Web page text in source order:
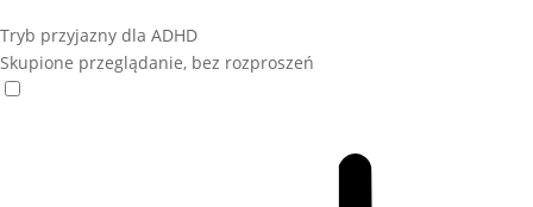
Tryb przyjazny dla ADHD
Skupione przeglądanie, bez rozproszeń